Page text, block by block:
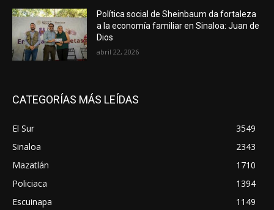
Política social de Sheinbaum da fortaleza
a la economía familiar en Sinaloa: Juan de
Dios
abril 22, 2026
CATEGORÍAS MÁS LEÍDAS
El Sur
3549
Sinaloa
2343
Mazatlán
1710
Policiaca
1394
Escuinapa
1149